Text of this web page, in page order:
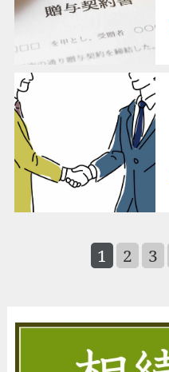
1 2 3